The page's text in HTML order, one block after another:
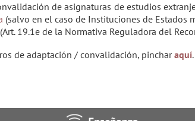
de asignaturas de estudios
(salvo en el caso de Instituciones de Estados
19.1e de la Normativa Reguladora del
de adaptación / convalidación, pincharaquí.